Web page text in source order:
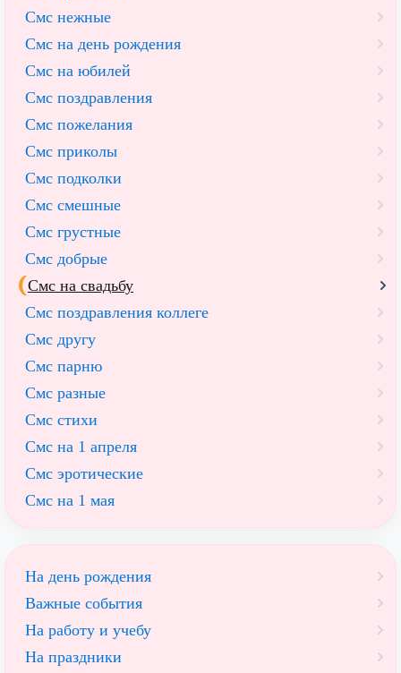
Смс нежные
Смс на день рождения
Смс на юбилей
Смс поздравления
Смс пожелания
Смс приколы
Смс подколки
Смс смешные
Смс грустные
Смс добрые
Смс на свадьбу
Смс поздравления коллеге
Смс другу
Смс парню
Смс разные
Смс стихи
Смс на 1 апреля
Смс эротические
Смс на 1 мая
На день рождения
Важные события
На работу и учебу
На праздники